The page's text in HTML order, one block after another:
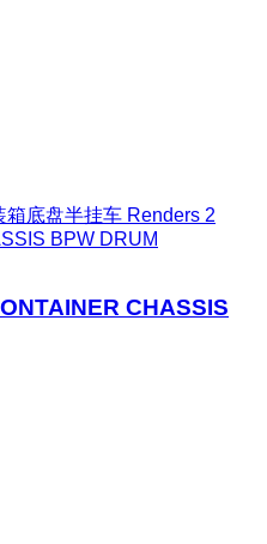
箱底盘半挂车 Renders 2
BPW DRUM
CHASSIS